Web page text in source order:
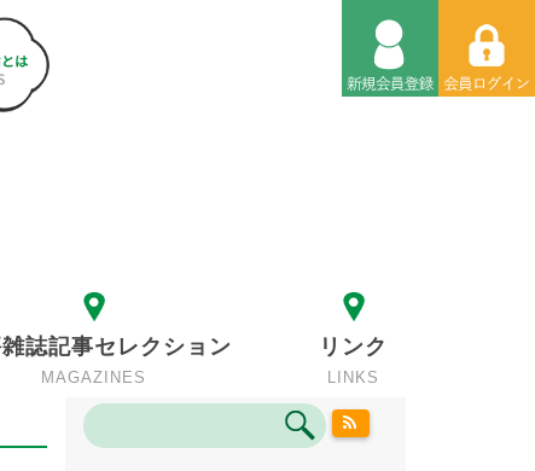
雑誌記事セレクション
MAGAZINES
リンク
LINKS